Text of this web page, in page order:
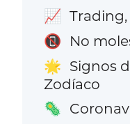
📈
📵 No
🌟 Signos
Zodíaco
🦠